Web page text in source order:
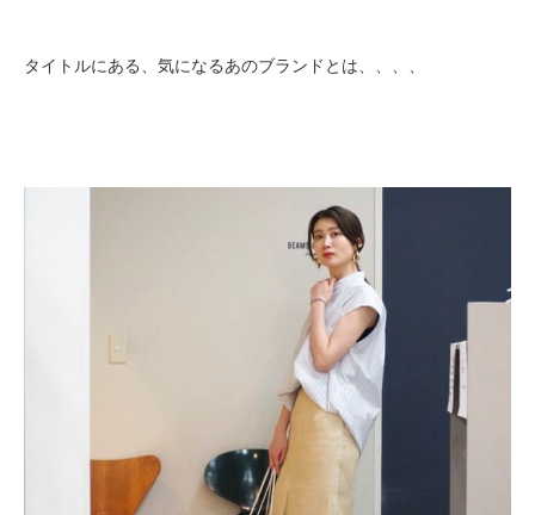
タイトルにある、気になるあのブランドとは、、、、